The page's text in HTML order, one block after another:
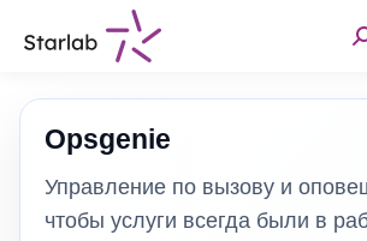
Opsgenie
Управление по вызову и
чтобы услуги всегда были в